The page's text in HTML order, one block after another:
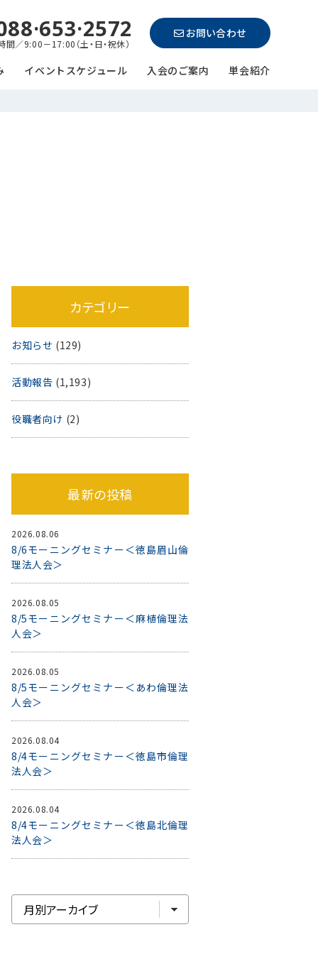
間／9:00－17:00（土・日・祝休）
お問い合わせ
イベントスケジュール 入会のご案内 単会紹介
カテゴリー
お知らせ (129)
活動報告 (1,193)
役職者向け (2)
最新の投稿
2026.08.06
8/6モーニングセミナー＜徳島眉山倫
理法人会＞
2026.08.05
8/5モーニングセミナー＜麻植倫理法
人会＞
2026.08.05
8/5モーニングセミナー＜あわ倫理法
人会＞
2026.08.04
8/4モーニングセミナー＜徳島市倫理
法人会＞
2026.08.04
8/4モーニングセミナー＜徳島北倫理
法人会＞